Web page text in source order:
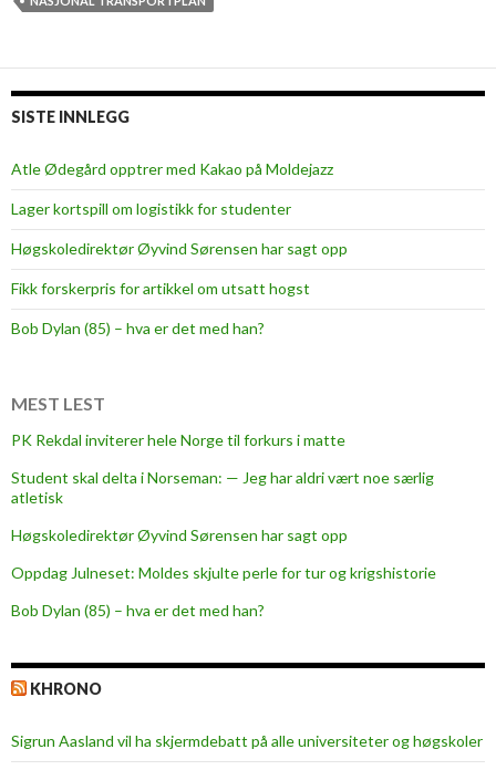
M
e
a
s
e
n
e
r
o
t
a
SISTE INNLEGG
Atle Ødegård opptrer med Kakao på Moldejazz
Lager kortspill om logistikk for studenter
Høgskoledirektør Øyvind Sørensen har sagt opp
Fikk forskerpris for artikkel om utsatt hogst
Bob Dylan (85) – hva er det med han?
MEST LEST
PK Rekdal inviterer hele Norge til forkurs i matte
Student skal delta i Norseman: — Jeg har aldri vært noe særlig
atletisk
Høgskoledirektør Øyvind Sørensen har sagt opp
Oppdag Julneset: Moldes skjulte perle for tur og krigshistorie
Bob Dylan (85) – hva er det med han?
KHRONO
Sigrun Aasland vil ha skjerm­debatt på alle universiteter og høgskoler